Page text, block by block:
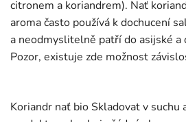
citronem a koriandrem). Nať
aroma často používá k dochucení
a neodmyslitelně patří do asijské a
Pozor, existuje zde možnost
Koriandr nať bio Skladovat v suchu